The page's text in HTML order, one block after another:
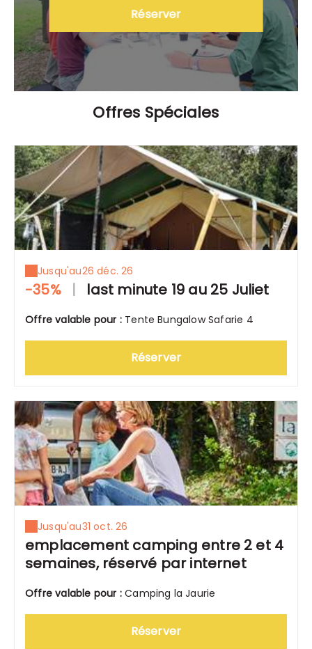
Réserver
Offres Spéciales
Jusqu'au26 déc. 26
-35% | last minute 19 au 25 Juliet
Offre valable pour : Tente Bungalow Safarie 4
Réserver
Jusqu'au31 oct. 26
emplacement camping entre 2 et 4
semaines, réservé par internet
Offre valable pour :Camping la Jaurie
Réserver